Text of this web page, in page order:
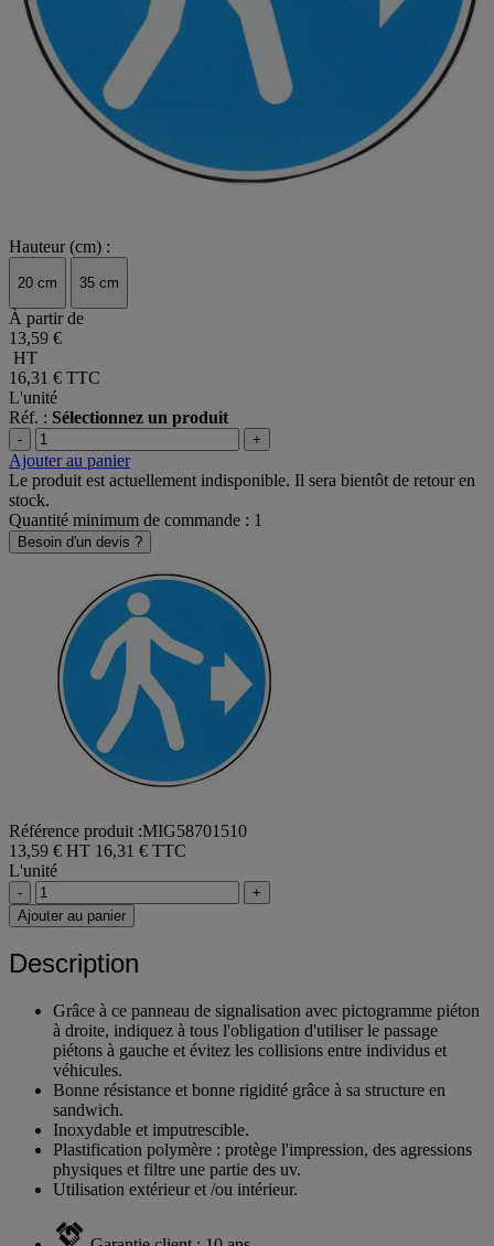
Hauteur (cm) :
20 cm 35 cm
À partir de
13,59 €
HT
16,31 € TTC
L'unité
Réf. : Sélectionnez un produit
- +
Ajouter au panier
Le produit est actuellement indisponible. Il sera bientôt de retour en
stock.
Quantité minimum de commande : 1
Besoin d'un devis ?
Référence produit :MIG58701510
13,59 € HT 16,31 € TTC
L'unité
-
+
Ajouter au panier
Description
Grâce à ce panneau de signalisation avec pictogramme piéton
à droite, indiquez à tous l'obligation d'utiliser le passage
piétons à gauche et évitez les collisions entre individus et
véhicules.
Bonne résistance et bonne rigidité grâce à sa structure en
sandwich.
Inoxydable et imputrescible.
Plastification polymère : protège l'impression, des agressions
physiques et filtre une partie des uv.
Utilisation extérieur et /ou intérieur.